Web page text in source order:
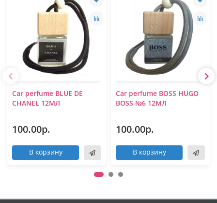
Car perfume BLUE DE
CHANEL 12МЛ
100.00р.
В корзину
Car perfume BOSS HUGO
BOSS №6 12МЛ
100.00р.
В корзину